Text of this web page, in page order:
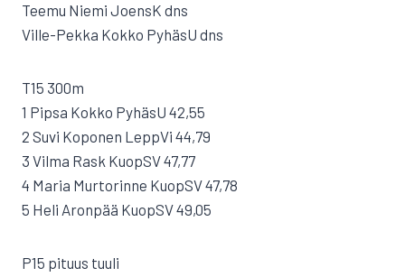
Teemu Niemi JoensK dns
Ville-Pekka Kokko PyhäsU dns
T15 300m
1 Pipsa Kokko PyhäsU 42,55
2 Suvi Koponen LeppVi 44,79
3 Vilma Rask KuopSV 47,77
4 Maria Murtorinne KuopSV 47,78
5 Heli Aronpää KuopSV 49,05
P15 pituus tuuli